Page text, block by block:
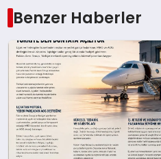
Benzer Haberler